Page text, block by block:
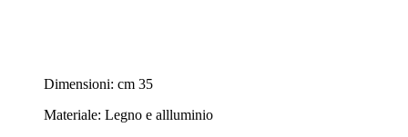
Dimensioni: cm 35
Materiale: Legno e allluminio